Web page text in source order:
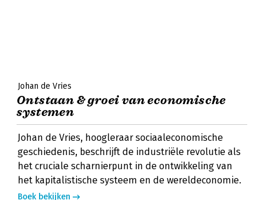
Johan de Vries
Ontstaan & groei van economische
systemen
Johan de Vries, hoogleraar sociaaleconomische
geschiedenis, beschrijft de industriële revolutie als
het cruciale scharnierpunt in de ontwikkeling van
het kapitalistische systeem en de wereldeconomie.
Boek bekijken